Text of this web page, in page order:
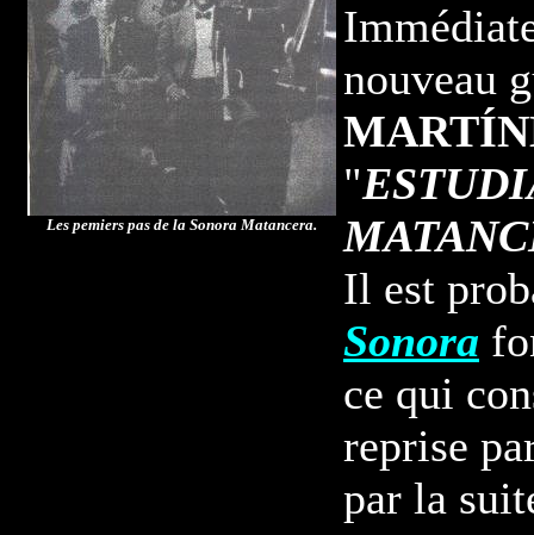
Les pemiers pas de la Sonora Matancera.
nouveau
"
Il est
Sonora
ce qui
reprise
par la